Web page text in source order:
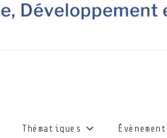
Thématiques